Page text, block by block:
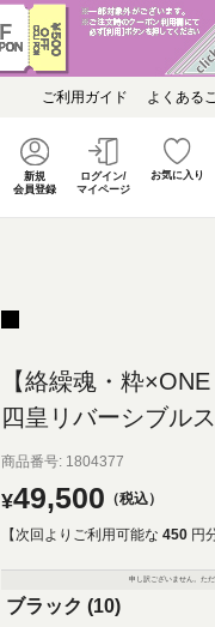
ご利用ガイド よくある
新規
会員登録
ログイン/
マイページ
お気に入り
【絡繰魂・粋×ONE
四皇リバーシブル
商品番号 1804377
¥49,500 税込
【次回よりご利用可能な 450 円
ブラック (10)
申し訳ございません。た